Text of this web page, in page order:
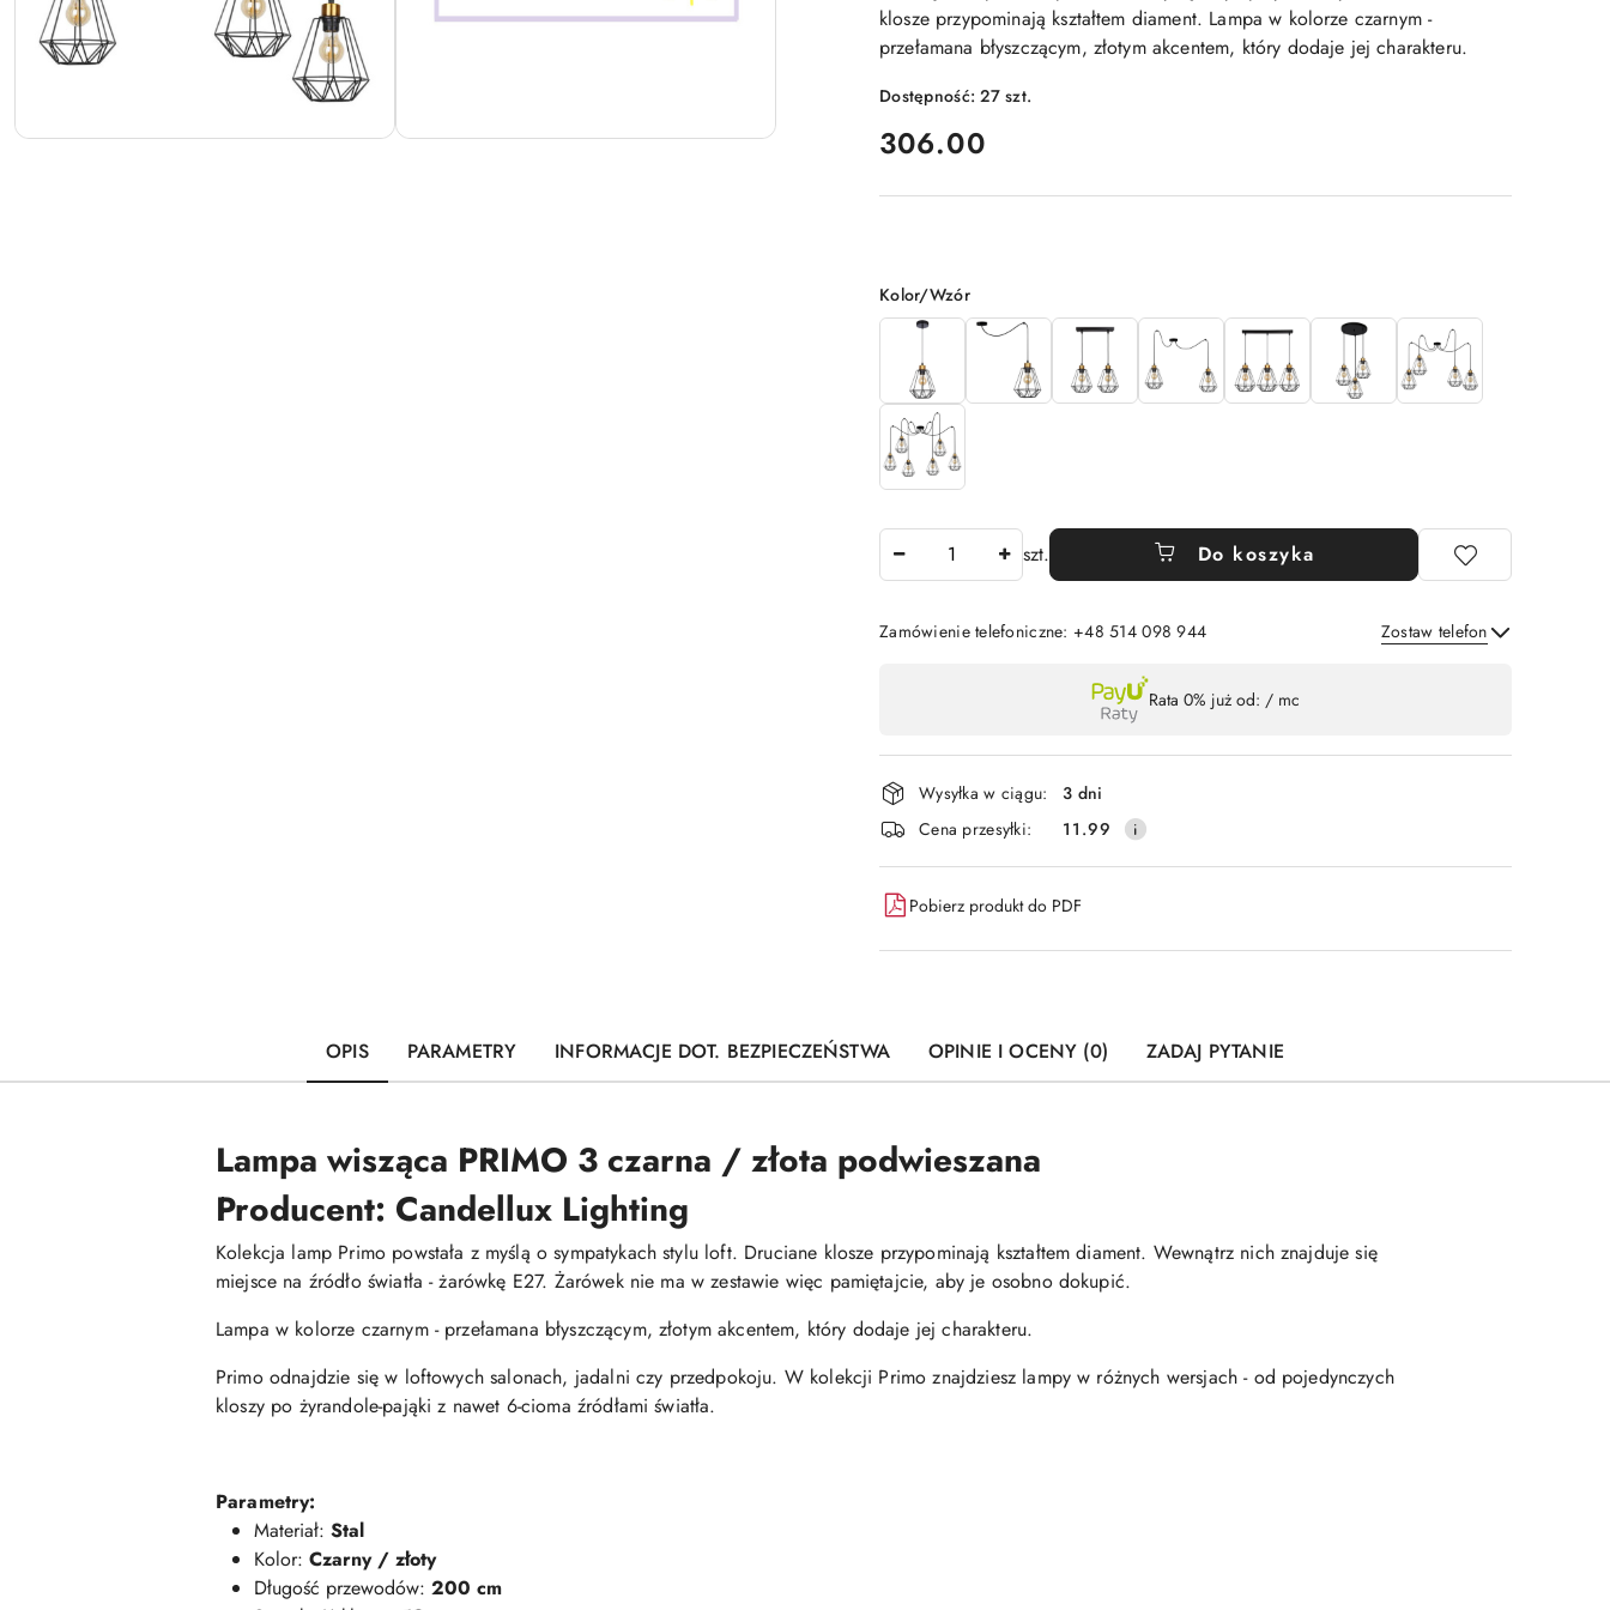
klosze przypominają kształtem diament. Lampa w kolorze czarnym -
przełamana błyszczącym, złotym akcentem, który dodaje jej charakteru.
Dostępność:27szt.
cena:
306.00
Wariant
Kolor/Wzór
szt. Do koszyka
Zamówienie telefoniczne: +48 514 098 944 Zostaw telefon
płatność
i
dostawa
Rata 0% już od: / mc
Wysyłka w ciągu:
3 dni
Cena przesyłki:
11.99
Pobierz produkt do PDF
OPIS PARAMETRY INFORMACJE DOT. BEZPIECZEŃSTWA OPINIE I OCENY (0) ZADAJ PYTANIE
Lampa wisząca PRIMO 3 czarna / złota podwieszana
Producent: Candellux Lighting
Kolekcja lamp Primo powstała z myślą o sympatykach stylu loft. Druciane klosze przypominają kształtem diament. Wewnątrz nich znajduje się
miejsce na źródło światła - żarówkę E27. Żarówek nie ma w zestawie więc pamiętajcie, aby je osobno dokupić.
Lampa w kolorze czarnym - przełamana błyszczącym, złotym akcentem, który dodaje jej charakteru.
Primo odnajdzie się w loftowych salonach, jadalni czy przedpokoju. W kolekcji Primo znajdziesz lampy w różnych wersjach - od pojedynczych
kloszy po żyrandole-pająki z nawet 6-cioma źródłami światła.
Parametry:
Materiał: Stal
Kolor: Czarny / złoty
Długość przewodów: 200 cm